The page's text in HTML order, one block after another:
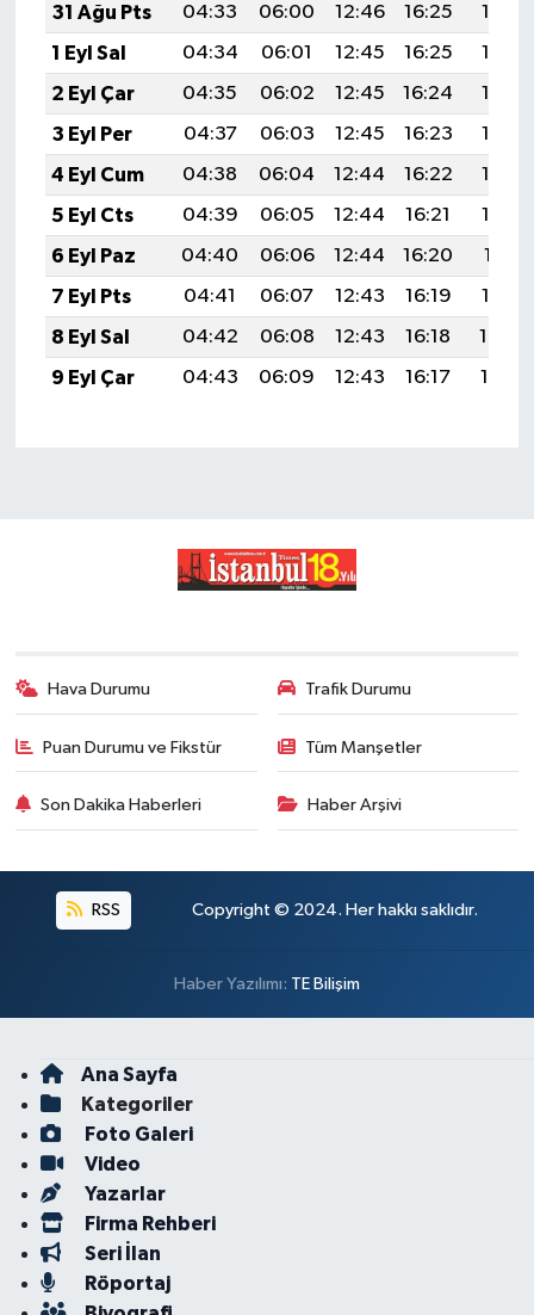
31 Ağu Pts
04:33 06:00 12:46 16:25
19:21
1 Eyl Sal
04:34 06:01 12:45 16:25
19:19
2 Eyl Çar
04:35 06:02 12:45 16:24
19:18
3 Eyl Per
04:37 06:03 12:45 16:23
19:16
4 Eyl Cum
04:38 06:04 12:44 16:22
19:14
5 Eyl Cts
04:39 06:05 12:44 16:21
19:13
6 Eyl Paz
04:40 06:06 12:44 16:20
19:11
7 Eyl Pts
04:41 06:07 12:43 16:19
19:10
8 Eyl Sal
04:42 06:08 12:43 16:18
19:08
9 Eyl Çar
04:43 06:09 12:43 16:17 19:07
Hava Durumu Trafik Durumu
Puan Durumu ve Fikstür Tüm Manşetler
Son Dakika Haberleri Haber Arşivi
RSS Copyright © 2024. Her hakkı saklıdır.
Haber Yazılımı: TE Bilişim
Ana Sayfa
Kategoriler
Foto Galeri
Video
Yazarlar
Firma Rehberi
Seri İlan
Röportaj